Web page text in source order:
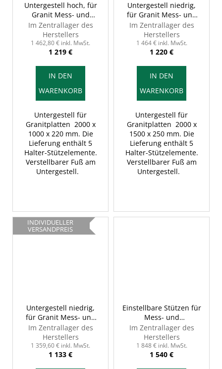
Untergestell hoch, für
Granit Mess- und
Kontrollplatte, INSIZE
6902-201H
Im Zentrallager des
Herstellers
1 462,80 € inkl. MwSt.
1 219 €
IN DEN
WARENKORB
Untergestell für
Granitplatten 2000 x
1000 x 220 mm. Die
Lieferung enthält 5
Halter-Stützelemente.
Verstellbarer Fuß am
Untergestell.
Untergestell niedrig,
für Granit Mess- und
Kontrollplatte, INSIZE
6902-202A
Im Zentrallager des
Herstellers
1 464 € inkl. MwSt.
1 220 €
IN DEN
WARENKORB
Untergestell für
Granitplatten 2000 x
1500 x 250 mm. Die
Lieferung enthält 5
Halter-Stützelemente.
Verstellbarer Fuß am
Untergestell.
INDIVIDUELLER
VERSANDPREIS
Untergestell niedrig,
für Granit Mess- und
Kontrollplatte, INSIZE
6902-201A
Im Zentrallager des
Herstellers
1 359,60 € inkl. MwSt.
1 133 €
Einstellbare Stützen für
Mess- und
Kontrollgranitplatten,
INSIZE 6903-B
Im Zentrallager des
Herstellers
1 848 € inkl. MwSt.
1 540 €